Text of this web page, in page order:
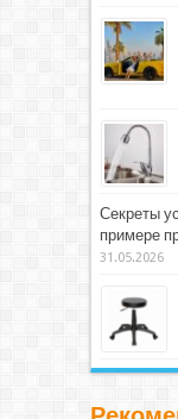
Секреты
примере
31.05.2026